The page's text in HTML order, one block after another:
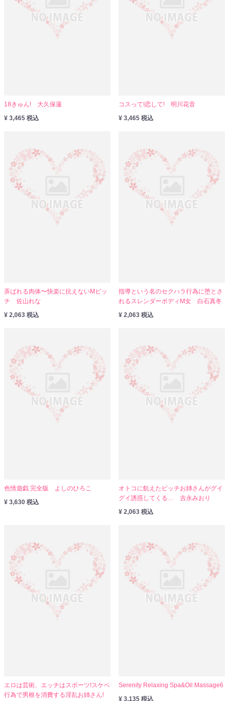
18きゅん! 大久保蓮
¥ 3,465 税込
コスって!恋して! 明川花音
¥ 3,465 税込
弄ばれる肉体〜快楽に抗えないMビッ
チ 佐山れな
¥ 2,063 税込
指導という名のセクハラ行為に堕とさ
れるスレンダーボディM女 白石真冬
¥ 2,063 税込
色情遊戯 完全版 よしのひろこ
¥ 3,630 税込
オトコに飢えたビッチお姉さんがグイ
グイ誘惑してくる… 吉永みおり
¥ 2,063 税込
エロは芸術、エッチはスポーツ!スケベ
行為で男根を消費する淫乱お姉さん!
Serenity Relaxing Spa&Oil Massage6
¥ 3,135 税込